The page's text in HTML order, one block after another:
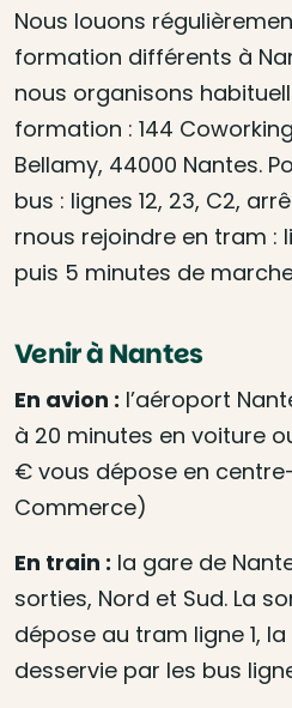
Nous louons
formation différents à
nous organisons
formation : 144
Bellamy, 44000 Nantes.
bus : lignes 12, 23, C2,
rnous rejoindre en tram :
puis 5 minutes de
Venir à Nantes
En avion : l’aéroport
à 20 minutes en voiture
€ vous dépose en
Commerce)
En train : la gare de
sorties, Nord et Sud. La
dépose au tram ligne 1,
desservie par les bus